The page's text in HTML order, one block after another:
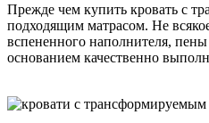
Прежде чем купить кровать с
подходящим матрасом. Не
вспененного наполнителя,
основанием качественно